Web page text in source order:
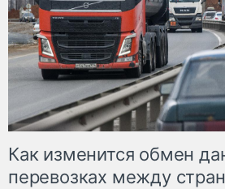
Как изменится обмен
перевозках между